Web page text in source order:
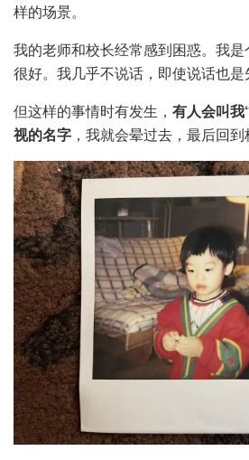
样的场景。
我的老师和校长经常感到困惑。我
很好。我几乎不说话，即使说话也是
但这样的事情时有发生， 有人会叫我
视的名字 ，我就会晕过去，最后回到